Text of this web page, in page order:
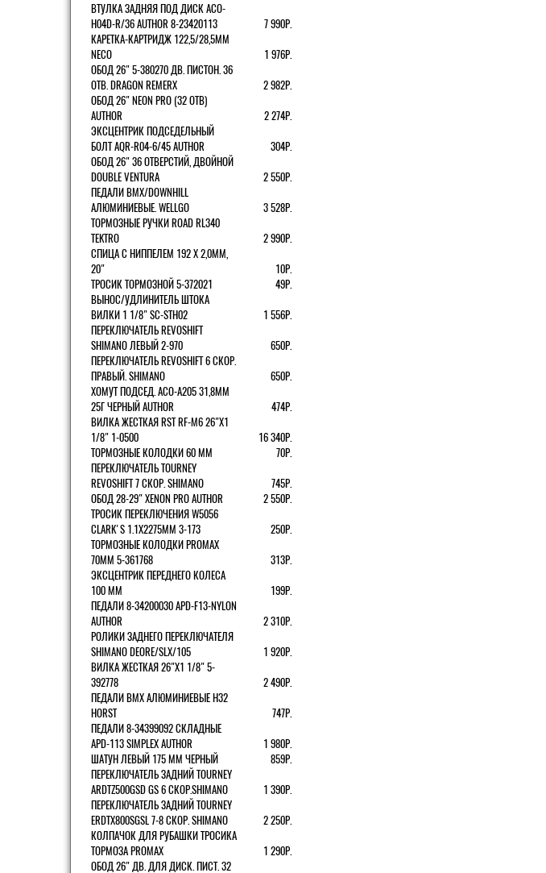
ВТУЛКА ЗАДНЯЯ ПОД ДИСК ACO-
H04D-R/36 AUTHOR 8-23420113
7 990Р.
КАРЕТКА-КАРТРИДЖ 122,5/28,5ММ
NECO
1 976Р.
ОБОД 26" 5-380270 ДВ. ПИСТОН. 36
ОТВ. DRAGON REMERX
2 982Р.
ОБОД 26" NEON PRO (32 ОТВ)
AUTHOR
2 274Р.
ЭКСЦЕНТРИК ПОДСЕДЕЛЬНЫЙ
БОЛТ AQR-R04-6/45 AUTHOR
304Р.
ОБОД 26" 36 ОТВЕРСТИЙ, ДВОЙНОЙ
DOUBLE VENTURA
2 550Р.
ПЕДАЛИ BMX/DOWNHILL
АЛЮМИНИЕВЫЕ. WELLGO
3 528Р.
ТОРМОЗНЫЕ РУЧКИ ROAD RL340
TEKTRO
2 990Р.
СПИЦА С НИППЕЛЕМ 192 Х 2,0ММ,
20"
10Р.
ТРОСИК ТОРМОЗНОЙ 5-372021
49Р.
ВЫНОС/УДЛИНИТЕЛЬ ШТОКА
ВИЛКИ 1 1/8" SC-STH02
1 556Р.
ПЕРЕКЛЮЧАТЕЛЬ REVOSHIFT
SHIMANO ЛЕВЫЙ 2-970
650Р.
ПЕРЕКЛЮЧАТЕЛЬ REVOSHIFT 6 СКОР.
ПРАВЫЙ. SHIMANO
650Р.
ХОМУТ ПОДСЕД. ACO-A205 31,8ММ
25Г ЧЕРНЫЙ AUTHOR
474Р.
ВИЛКА ЖЕСТКАЯ RST RF-M6 26"Х1
1/8" 1-0500
16 340Р.
ТОРМОЗНЫЕ КОЛОДКИ 60 ММ
70Р.
ПЕРЕКЛЮЧАТЕЛЬ TOURNEY
REVOSHIFT 7 СКОР. SHIMANO
745Р.
ОБОД 28-29" XENON PRO AUTHOR
2 550Р.
ТРОСИК ПЕРЕКЛЮЧЕНИЯ W5056
CLARK'S 1.1Х2275ММ 3-173
250Р.
ТОРМОЗНЫЕ КОЛОДКИ PROMAX
70ММ 5-361768
313Р.
ЭКСЦЕНТРИК ПЕРЕДНЕГО КОЛЕСА
100 ММ
199Р.
ПЕДАЛИ 8-34200030 APD-F13-NYLON
AUTHOR
2 310Р.
РОЛИКИ ЗАДНЕГО ПЕРЕКЛЮЧАТЕЛЯ
SHIMANO DEORE/SLX/105
1 920Р.
ВИЛКА ЖЕСТКАЯ 26"Х1 1/8" 5-
392778
2 490Р.
ПЕДАЛИ BMX АЛЮМИНИЕВЫЕ H32
HORST
747Р.
ПЕДАЛИ 8-34399092 СКЛАДНЫЕ
APD-113 SIMPLEX AUTHOR
1 980Р.
ШАТУН ЛЕВЫЙ 175 ММ ЧЕРНЫЙ
859Р.
ПЕРЕКЛЮЧАТЕЛЬ ЗАДНИЙ TOURNEY
ARDTZ500GSD GS 6 СКОР.SHIMANO
1 390Р.
ПЕРЕКЛЮЧАТЕЛЬ ЗАДНИЙ TOURNEY
ERDTX800SGSL 7-8 СКОР. SHIMANO
2 250Р.
КОЛПАЧОК ДЛЯ РУБАШКИ ТРОСИКА
ТОРМОЗА PROMAX
1 290Р.
ОБОД 26" ДВ. ДЛЯ ДИСК. ПИСТ. 32